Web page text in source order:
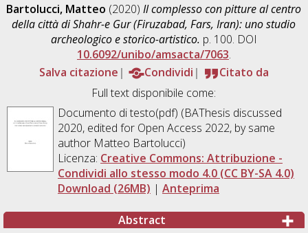
Bartolucci, Matteo (2020)Il complesso con pitture al centro
della città di Shahr-e Gur (Firuzabad, Fars, Iran): uno studio
archeologico e storico-artistico. p. 100. DOI
10.6092/unibo/amsacta/7063.
Salva citazione
Condividi
Citato da
Full text disponibile come:
Documento di testo(pdf) (BAThesis discussed
2020, edited for Open Access 2022, by same
author Matteo Bartolucci)
Licenza: Creative Commons: Attribuzione -
Condividi allo stesso modo 4.0 (CC BY-SA 4.0)
Download (26MB) | Anteprima
Abstract